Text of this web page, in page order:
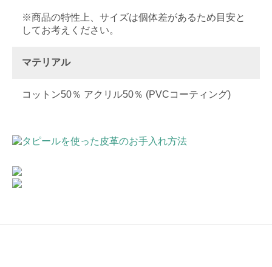
※商品の特性上、サイズは個体差があるため目安と
してお考えください。
マテリアル
コットン50％ アクリル50％ (PVCコーティング)